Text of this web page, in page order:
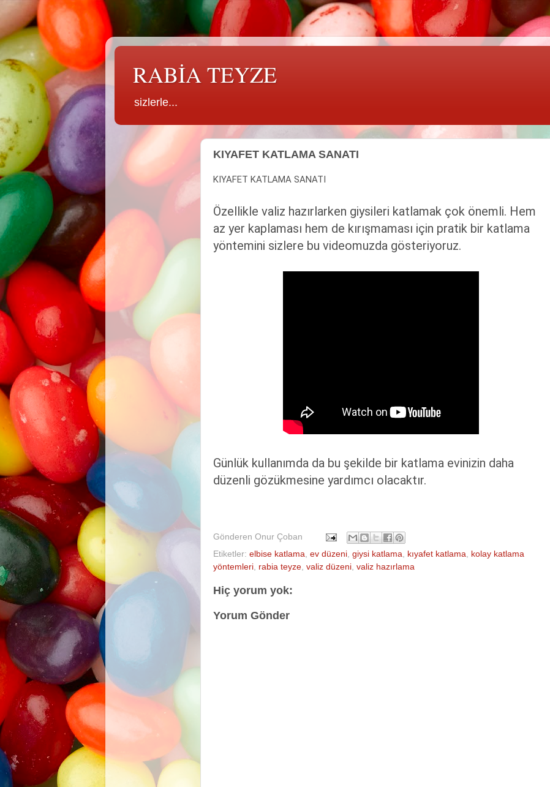
RABİA TEYZE
sizlerle...
KIYAFET KATLAMA SANATI
KIYAFET KATLAMA SANATI
Özellikle valiz hazırlarken giysileri katlamak çok önemli. Hem
az yer kaplaması hem de kırışmaması için pratik bir katlama
yöntemini sizlere bu videomuzda gösteriyoruz.
Günlük kullanımda da bu şekilde bir katlama evinizin daha
düzenli gözükmesine yardımcı olacaktır.
Gönderen Onur Çoban
Etiketler: elbise katlama ev düzeni giysi katlama kıyafet katlama
kolay katlama
yöntemleri rabia teyze valiz düzeni valiz hazırlama
Hiç yorum yok:
Yorum Gönder